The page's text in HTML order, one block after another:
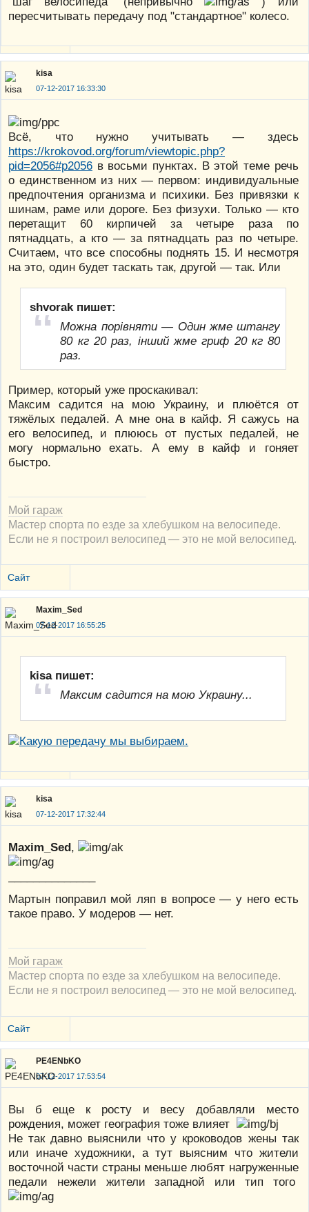
пересчитывать передачу под "стандартное" колесо.
kisa
07-12-2017 16:33:30
Всё, что нужно учитывать — здесь
https://krokovod.org/forum/viewtopic.php?
pid=2056#p2056 в восьми пунктах. В этой теме речь
о единственном из них — первом: индивидуальные
предпочтения организма и психики. Без привязки к
шинам, раме или дороге. Без физухи. Только — кто
перетащит 60 кирпичей за четыре раза по
пятнадцать, а кто — за пятнадцать раз по четыре.
Считаем, что все способны поднять 15. И несмотря
на это, один будет таскать так, другой — так. Или
shvorak пишет:
Можна порівняти — Один жме штангу
80 кг 20 раз, інший жме гриф 20 кг 80
раз.
Пример, который уже проскакивал:
Максим садится на мою Украину, и плюётся от
тяжёлых педалей. А мне она в кайф. Я сажусь на
его велосипед, и плююсь от пустых педалей, не
могу нормально ехать. А ему в кайф и гоняет
быстро.
Мой гараж
Мастер спорта по езде за хлебушком на велосипеде.
Если не я построил велосипед — это не мой велосипед.
Сайт
Maxim_Sed
07-12-2017 16:55:25
kisa пишет:
Максим садится на мою Украину...
kisa
07-12-2017 17:32:44
Maxim_Sed,
Мартын поправил мой ляп в вопросе — у него есть
такое право. У модеров — нет.
Мой гараж
Мастер спорта по езде за хлебушком на велосипеде.
Если не я построил велосипед — это не мой велосипед.
Сайт
PE4ENbKO
07-12-2017 17:53:54
Вы б еще к росту и весу добавляли место
рождения, может география тоже влияет
Не так давно выяснили что у кроководов жены так
или иначе художники, а тут выясним что жители
восточной части страны меньше любят нагруженные
педали нежели жители западной или тип того